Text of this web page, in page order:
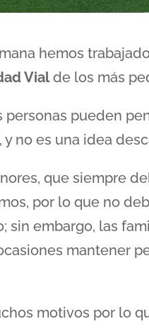
hemos
Vialde los más
personas pueden
y no es una idea
que siempre
por lo que no
sin embargo, las
mantener
motivos por lo